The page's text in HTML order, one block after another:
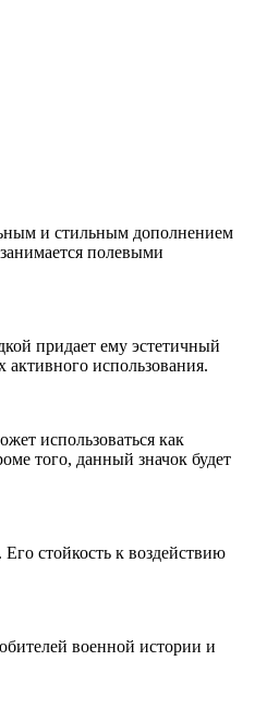
и стильным дополнением
полевыми
придает ему эстетичный
использования.
использоваться как
того, данный значок будет
стойкость к воздействию
военной истории и